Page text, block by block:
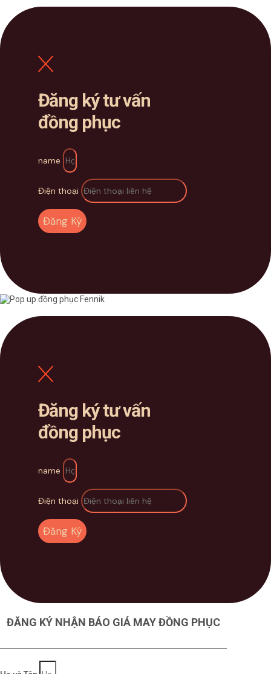
Đăng ký tư vấn
đồng phục
name
Điện thoại
Đăng Ký
Đăng ký tư vấn
đồng phục
name
Điện thoại
Đăng Ký
ĐĂNG KÝ NHẬN BÁO GIÁ MAY ĐỒNG PHỤC